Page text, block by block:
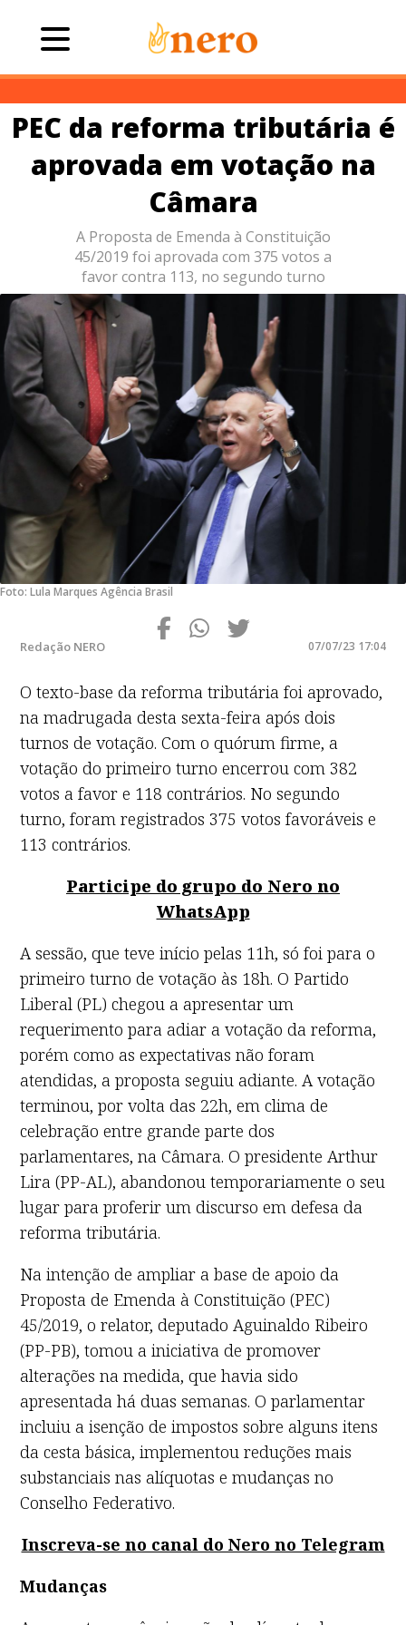
PEC da reforma tributária é
aprovada em votação na
Câmara
A Proposta de Emenda à Constituição
45/2019 foi aprovada com 375 votos a
favor contra 113, no segundo turno
Foto: Lula Marques Agência Brasil
Redação NERO 07/07/23 17:04
O texto-base da reforma tributária foi aprovado,
na madrugada desta sexta-feira após dois
turnos de votação. Com o quórum firme, a
votação do primeiro turno encerrou com 382
votos a favor e 118 contrários. No segundo
turno, foram registrados 375 votos favoráveis e
113 contrários.
Participe do grupo do Nero no
WhatsApp
A sessão, que teve início pelas 11h, só foi para o
primeiro turno de votação às 18h. O Partido
Liberal (PL) chegou a apresentar um
requerimento para adiar a votação da reforma,
porém como as expectativas não foram
atendidas, a proposta seguiu adiante. A votação
terminou, por volta das 22h, em clima de
celebração entre grande parte dos
parlamentares, na Câmara. O presidente Arthur
Lira (PP-AL), abandonou temporariamente o seu
lugar para proferir um discurso em defesa da
reforma tributária.
Na intenção de ampliar a base de apoio da
Proposta de Emenda à Constituição (PEC)
45/2019, o relator, deputado Aguinaldo Ribeiro
(PP-PB), tomou a iniciativa de promover
alterações na medida, que havia sido
apresentada há duas semanas. O parlamentar
incluiu a isenção de impostos sobre alguns itens
da cesta básica, implementou reduções mais
substanciais nas alíquotas e mudanças no
Conselho Federativo.
Inscreva-se no canal do Nero no Telegram
Mudanças